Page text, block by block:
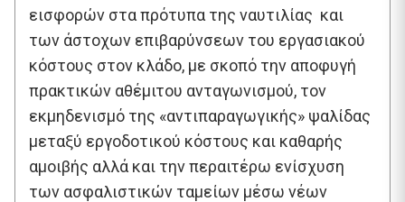
εισφορών στα πρότυπα της ναυτιλίας και
των άστοχων επιβαρύνσεων του εργασιακού
κόστους στον κλάδο, με σκοπό την αποφυγή
πρακτικών αθέμιτου ανταγωνισμού, τον
εκμηδενισμό της «αντιπαραγωγικής» ψαλίδας
μεταξύ εργοδοτικού κόστους και καθαρής
αμοιβής αλλά και την περαιτέρω ενίσχυση
των ασφαλιστικών ταμείων μέσω νέων